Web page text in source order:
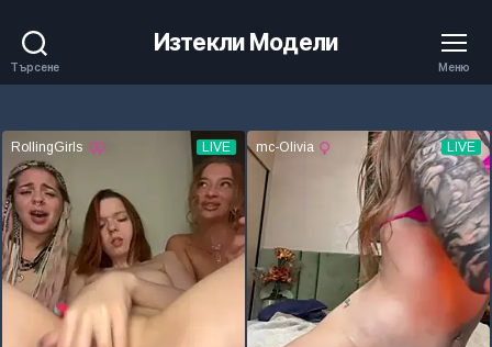
Търсене
Изтекли Модели
Меню